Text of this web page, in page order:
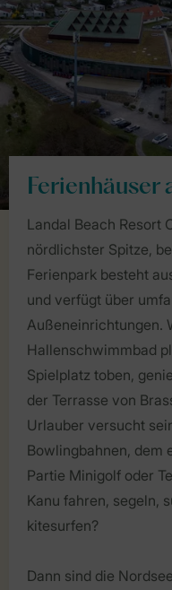
Ferienhäuser
Landal Beach Resort
nördlichster Spitze,
Ferienpark besteht
und verfügt über
Außeneinrichtungen.
Hallenschwimmbad
Spielplatz toben,
der Terrasse von
Urlauber versucht
Bowlingbahnen, dem
Partie Minigolf oder
Kanu fahren, segeln,
kitesurfen?
Dann sind die